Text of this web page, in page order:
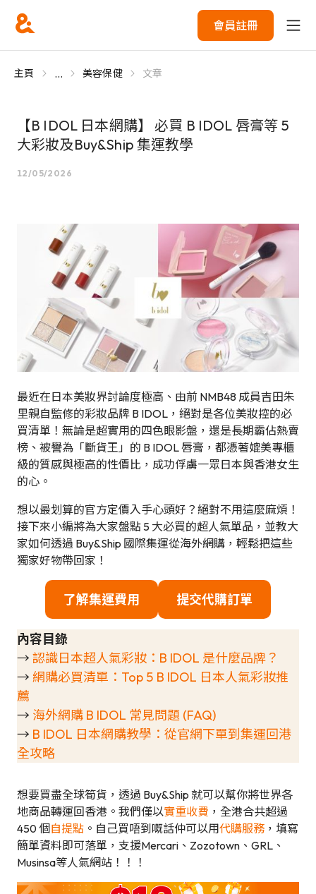
會員註冊
主頁 ... 美容保健 文章
【B IDOL 日本網購】 必買 B IDOL 唇膏等 5
大彩妝及Buy&Ship 集運教學
12/05/2026
最近在日本美妝界討論度極高、由前 NMB48 成員吉田朱
里親自監修的彩妝品牌 B IDOL，絕對是各位美妝控的必
買清單！無論是超實用的四色眼影盤，還是長期霸佔熱賣
榜、被譽為「斷貨王」的 B IDOL 唇膏，都憑著媲美專櫃
級的質感與極高的性價比，成功俘虜一眾日本與香港女生
的心。
想以最划算的官方定價入手心頭好？絕對不用這麼麻煩！
接下來小編將為大家盤點 5 大必買的超人氣單品，並教大
家如何透過 Buy&Ship 國際集運從海外網購，輕鬆把這些
獨家好物帶回家！
了解集運費用 提交代購訂單
內容目錄
→ 認識日本超人氣彩妝：B IDOL 是什麼品牌？
→ 網購必買清單：Top 5 B IDOL 日本人氣彩妝推
薦
→ 海外網購 B IDOL 常見問題 (FAQ)
→ B IDOL 日本網購教學：從官網下單到集運回港
全攻略
想要買盡全球筍貨，透過 Buy&Ship 就可以幫你將世界各
地商品轉運回香港。我們僅以實重收費 ，全港合共超過
450 個 自提點 。自己買唔到嘅話仲可以用代購服務 ，填寫
簡單資料即可落單，支援Mercari、Zozotown、GRL、
Musinsa等人氣網站！！！